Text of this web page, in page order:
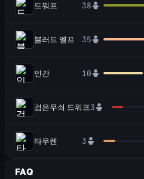
드워프 38
블러드 엘프 35
인간 10
검은무쇠 드워프3
타우렌 3
FAQ